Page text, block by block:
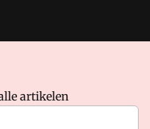
Lees in
van deze site zijn de
Algemene Voorwaarden
artikelen